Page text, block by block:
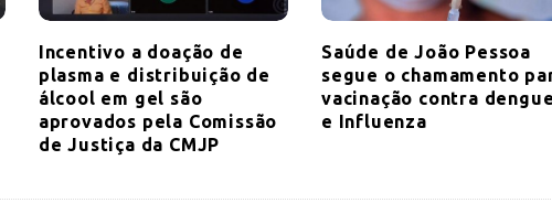
Incentivo a doação de
plasma e distribuição de
álcool em gel são
aprovados pela Comissão
de Justiça da CMJP
Saúde de João Pessoa
segue o chamamento
vacinação contra
e Influenza